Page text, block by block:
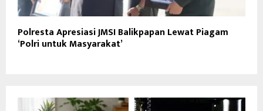
Polresta Apresiasi JMSI Balikpapan Lewat Piagam
‘Polri untuk Masyarakat’